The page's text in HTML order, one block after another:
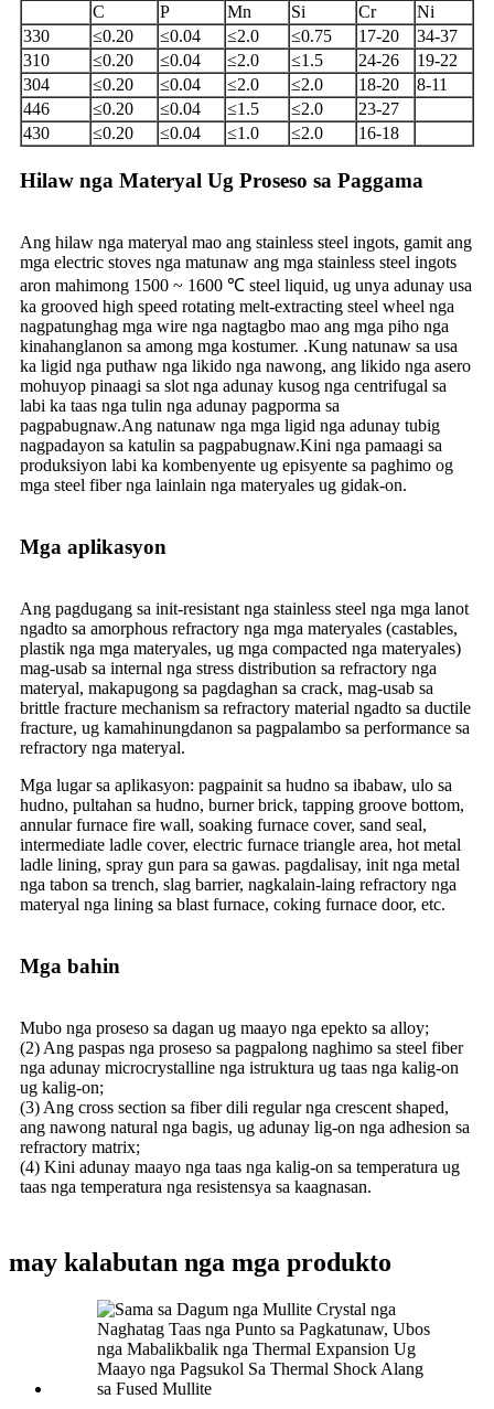
C P Mn Si Cr
Ni
330
≤0.20 ≤0.04 ≤2.0 ≤0.75 17-20
34-37
310
≤0.20 ≤0.04 ≤2.0 ≤1.5 24-26
19-22
304
≤0.20 ≤0.04 ≤2.0 ≤2.0 18-20
8-11
446
≤0.20 ≤0.04 ≤1.5 ≤2.0
23-27
430
≤0.20 ≤0.04 ≤1.0 ≤2.0 16-18
Hilaw nga Materyal Ug Proseso sa Paggama
Ang hilaw nga materyal mao ang stainless steel ingots, gamit ang
mga electric stoves nga matunaw ang mga stainless steel ingots
aron mahimong 1500 ~ 1600 ℃ steel liquid, ug unya adunay usa
ka grooved high speed rotating melt-extracting steel wheel nga
nagpatunghag mga wire nga nagtagbo mao ang mga piho nga
kinahanglanon sa among mga kostumer. .Kung natunaw sa usa
ka ligid nga puthaw nga likido nga nawong, ang likido nga asero
mohuyop pinaagi sa slot nga adunay kusog nga centrifugal sa
labi ka taas nga tulin nga adunay pagporma sa
pagpabugnaw.Ang natunaw nga mga ligid nga adunay tubig
nagpadayon sa katulin sa pagpabugnaw.Kini nga pamaagi sa
produksiyon labi ka kombenyente ug episyente sa paghimo og
mga steel fiber nga lainlain nga materyales ug gidak-on.
Mga aplikasyon
Ang pagdugang sa init-resistant nga stainless steel nga mga lanot
ngadto sa amorphous refractory nga mga materyales (castables,
plastik nga mga materyales, ug mga compacted nga materyales)
mag-usab sa internal nga stress distribution sa refractory nga
materyal, makapugong sa pagdaghan sa crack, mag-usab sa
brittle fracture mechanism sa refractory material ngadto sa ductile
fracture, ug kamahinungdanon sa pagpalambo sa performance sa
refractory nga materyal.
Mga lugar sa aplikasyon: pagpainit sa hudno sa ibabaw, ulo sa
hudno, pultahan sa hudno, burner brick, tapping groove bottom,
annular furnace fire wall, soaking furnace cover, sand seal,
intermediate ladle cover, electric furnace triangle area, hot metal
ladle lining, spray gun para sa gawas. pagdalisay, init nga metal
nga tabon sa trench, slag barrier, nagkalain-laing refractory nga
materyal nga lining sa blast furnace, coking furnace door, etc.
Mga bahin
Mubo nga proseso sa dagan ug maayo nga epekto sa alloy;
(2) Ang paspas nga proseso sa pagpalong naghimo sa steel fiber
nga adunay microcrystalline nga istruktura ug taas nga kalig-on
ug kalig-on;
(3) Ang cross section sa fiber dili regular nga crescent shaped,
ang nawong natural nga bagis, ug adunay lig-on nga adhesion sa
refractory matrix;
(4) Kini adunay maayo nga taas nga kalig-on sa temperatura ug
taas nga temperatura nga resistensya sa kaagnasan.
may kalabutan nga mga produkto